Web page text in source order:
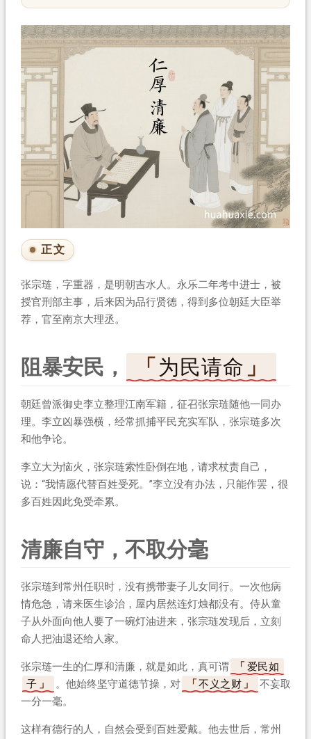
正文
张宗琏，字重器，是明朝吉水人。永乐二年考中进士，被
授官刑部主事，后来因为品行贤德，得到多位朝廷大臣举
荐，官至南京大理丞。
阻暴安民， 为民请命
朝廷曾派御史李立整理江南军籍，征召张宗琏随他一同办
理。李立凶暴强横，经常抓捕平民充实军队，张宗琏多次
和他争论。
李立大为恼火，张宗琏索性卧倒在地，请求杖责自己，
说：“我情愿代替百姓受死。”李立没有办法，只能作罢，很
多百姓因此免受牵累。
清廉自守，不取分毫
张宗琏到常州任职时，没有携带妻子儿女同行。一次他病
情危急，请来医生诊治，屋内居然连灯烛都没有。侍从童
子从外面向他人要了一碗灯油进来，张宗琏发现后，立刻
命人把油退还给人家。
张宗琏一生的仁厚和清廉，就是如此，真可谓
爱民如
子
。他始终坚守道德节操，对 不义之财
不妄取
一分一毫。
这样有德行的人，自然会受到百姓爱戴。他去世后，常州